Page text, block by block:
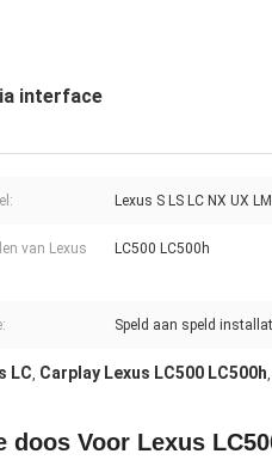
interface
Lexus S LS LC NX UX
van Lexus
LC500 LC500h
Speld aan speld
LC, Carplay Lexus LC500 LC500h,
Voor Lexus